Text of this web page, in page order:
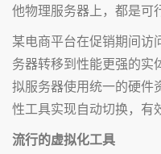
他物理服务器上，都是可
某电商平台在促销期间访
务器转移到性能更强的实
拟服务器使用统一的硬件
性工具实现自动切换，有
流行的虚拟化工具